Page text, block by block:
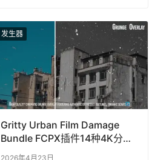
发生器
Gritty Urban Film Damage
Bundle FCPX插件14种4K分辨
率胶片损坏颗粒烧灼叠加
2026年4月23日